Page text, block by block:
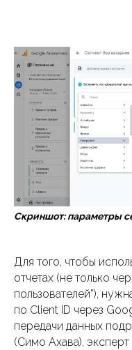
Скриншот: параметры
Для того, чтобы
отчетах (не только
пользователей”),
по Client ID через
передачи данных
(Симо Ахава),